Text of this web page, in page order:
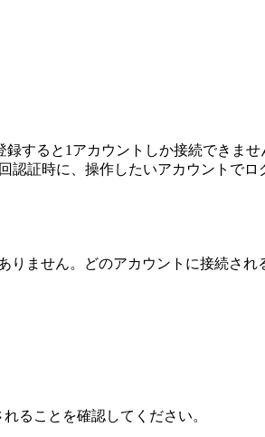
録すると1アカウントしか接続できま
証時に、操作したいアカウントで
ません。どのアカウントに接続さ
ることを確認してください。